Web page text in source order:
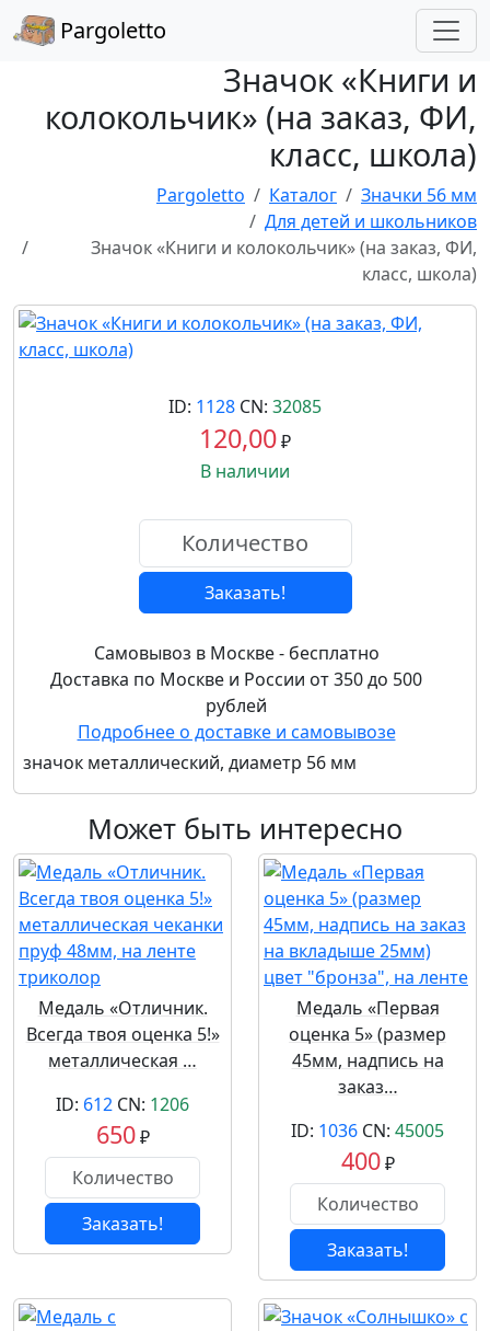
Pargoletto
Значок «Книги и
колокольчик» (на заказ, ФИ,
класс, школа)
Pargoletto Каталог
Значки 56 мм
Для детей и школьников
Значок «Книги и колокольчик» (на заказ, ФИ,
класс, школа)
ID: 1128 CN: 32085
120,00₽
В наличии
Заказать!
Самовывоз в Москве - бесплатно
Доставка по Москве и России от 350 до 500
рублей
Подробнее о доставке и самовывозе
значок металлический, диаметр 56 мм
Может быть интересно
Медаль «Отличник.
Всегда твоя оценка 5!»
металлическая …
ID: 612 CN: 1206
650₽
Заказать!
Медаль «Первая
оценка 5» (размер
45мм, надпись на
заказ…
ID: 1036 CN: 45005
400₽
Заказать!